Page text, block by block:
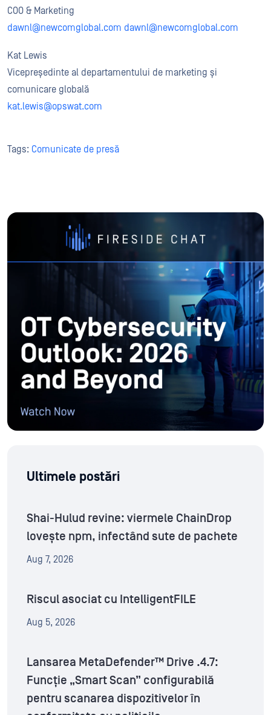
COO & Marketing
dawnl@newcomglobal.com dawnl@newcomglobal.com
Kat Lewis
Vicepreședinte al departamentului de marketing și
comunicare globală
kat.lewis@opswat.com
Tags: Comunicate de presă
Ultimele postări
Shai-Hulud revine: viermele ChainDrop
lovește npm, infectând sute de pachete
Aug 7, 2026
Riscul asociat cu IntelligentFILE
Aug 5, 2026
Lansarea MetaDefender™ Drive .4.7:
Funcție „Smart Scan” configurabilă
pentru scanarea dispozitivelor în